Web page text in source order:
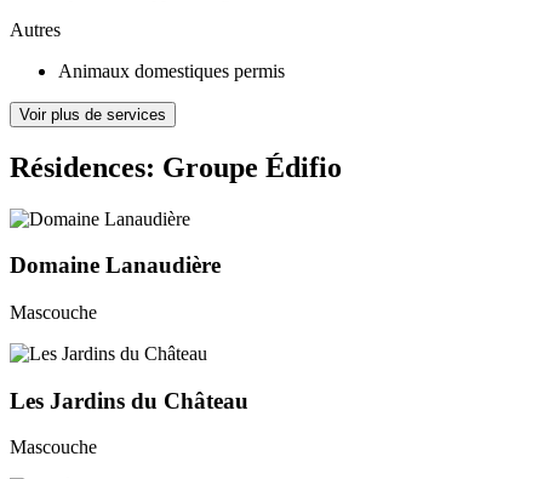
Autres
Animaux domestiques permis
Voir plus de services
Résidences: Groupe Édifio
Domaine Lanaudière
Mascouche
Les Jardins du Château
Mascouche